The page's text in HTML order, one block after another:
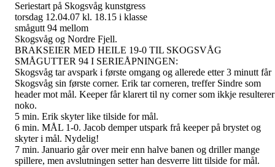
Seriestart på Skogsvåg kunstgress
torsdag 12.04.07 kl. 18.15 i klasse
smågutt 94 mellom
Skogsvåg og Nordre Fjell.
BRAKSEIER MED HEILE 19-0 TIL SKOGSVÅG
SMÅGUTTER 94 I SERIEÅPNINGEN:
Skogsvåg tar avspark i første omgang og allerede etter 3 minutt får
Skogsvåg sin første corner. Erik tar corneren, treffer Sindre som
header mot mål. Keeper får klarert til ny corner som ikkje
noko.
5 min. Erik skyter like tilside for mål.
6 min. MÅL 1-0. Jacob demper utspark frå keeper på brystet og
skyter i mål. Nydelig!
7 min. Januario går over meir enn halve banen og driller mange
spillere, men avslutningen setter han desverre litt tilside for mål.